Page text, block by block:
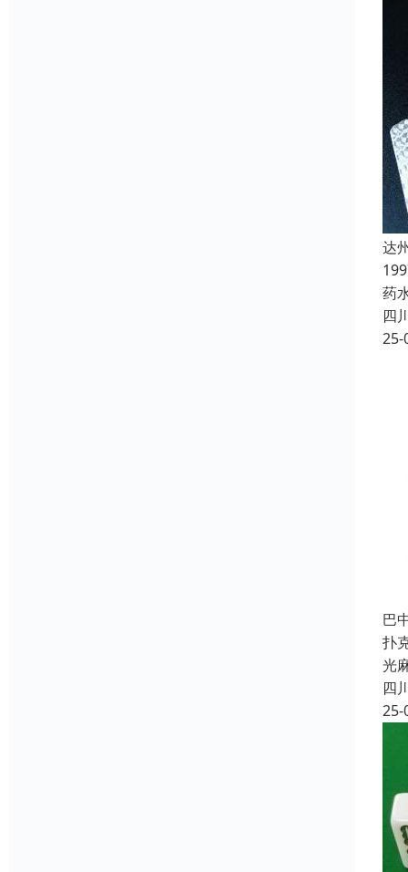
达
药
四
25-
巴
扑
光
四
25-